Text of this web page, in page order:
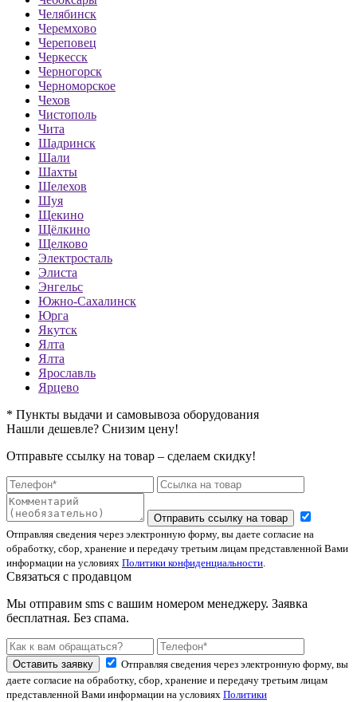
Челябинск
Черемхово
Череповец
Черкесск
Черногорск
Черноморское
Чехов
Чистополь
Чита
Шадринск
Шали
Шахты
Шелехов
Шуя
Щекино
Щёлкино
Щелково
Электросталь
Элиста
Энгельс
Южно-Сахалинск
Юрга
Якутск
Ялта
Ялта
Ярославль
Ярцево
* Пункты выдачи и самовывоза оборудования
Нашли дешевле? Снизим цену!
Отправьте ссылку на товар – сделаем скидку!
Отправить ссылку на товар
Отправляя сведения через электронную форму, вы даете согласие на
обработку, сбор, хранение и передачу третьим лицам представленной Вами
информации на условиях Политики конфиденциальности.
Связаться с продавцом
Мы отправим sms с вашим номером менеджеру. Заявка
бесплатная. Без спама.
Оставить заявку
Отправляя сведения через электронную форму, вы
даете согласие на обработку, сбор, хранение и передачу третьим лицам
представленной Вами информации на условиях Политики